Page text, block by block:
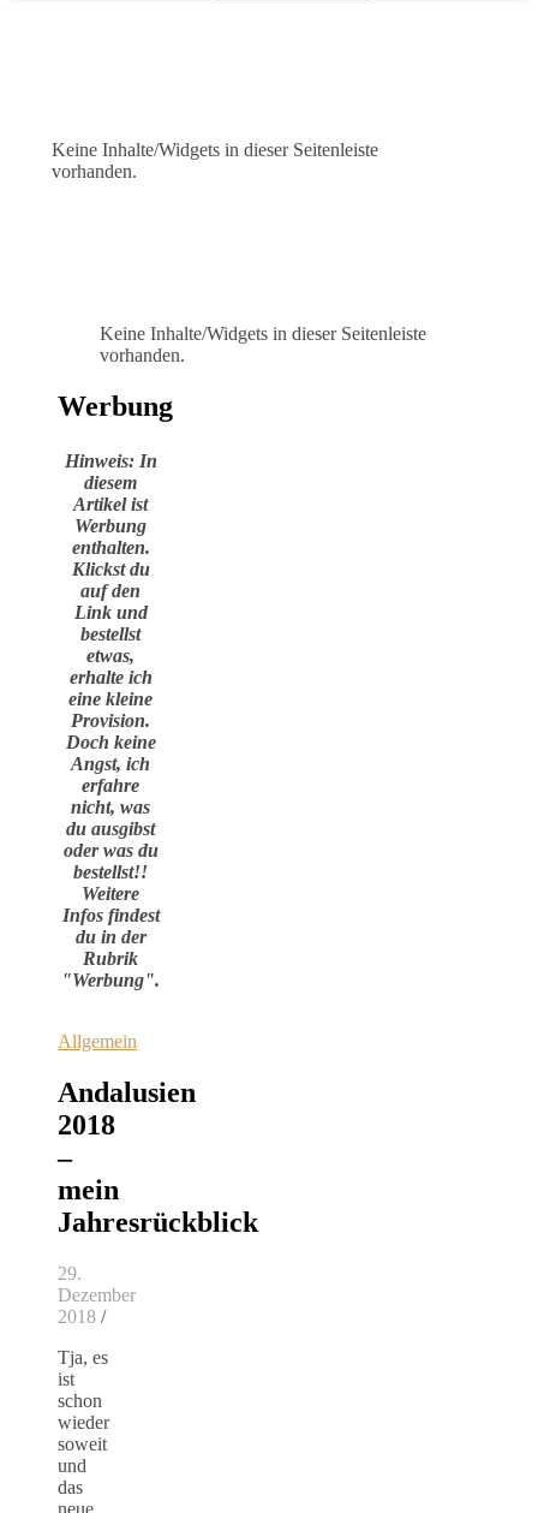
Keine Inhalte/Widgets in dieser Seitenleiste
vorhanden.
Keine Inhalte/Widgets in dieser Seitenleiste
vorhanden.
Werbung
Hinweis: In
diesem
Artikel ist
Werbung
enthalten.
Klickst du
auf den
Link und
bestellst
etwas,
erhalte ich
eine kleine
Provision.
Doch keine
Angst, ich
erfahre
nicht, was
du ausgibst
oder was du
bestellst!!
Weitere
Infos findest
du in der
Rubrik
"Werbung".
Allgemein
Andalusien
2018
–
mein
Jahresrückblick
29.
Dezember
2018 /
Tja, es
ist
schon
wieder
soweit
und
das
neue